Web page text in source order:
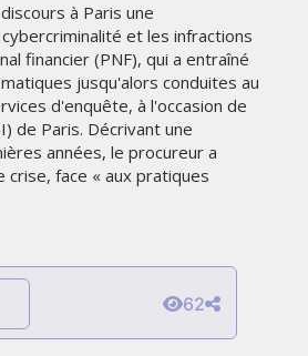
à Paris une
et les infractions
financier (PNF), qui a entraîné
jusqu'alors conduites au
d'enquête, à l'occasion de
de Paris. Décrivant une
années, le procureur a
face « aux pratiques
62
WEEK 2025:
SHIFT –
PEOPLE. TECH
10 JANVIER 2025